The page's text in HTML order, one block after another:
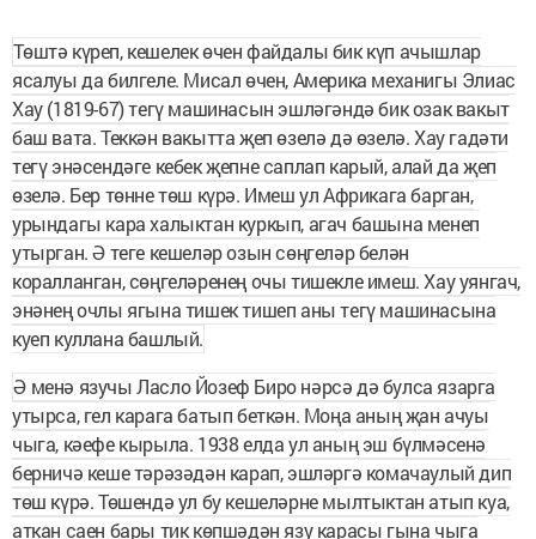
Төштә күреп, кешелек өчен файдалы бик күп ачышлар
ясалуы да билгеле. Мисал өчен, Америка механигы Элиас
Хау (1819-67) тегү машинасын эшләгәндә бик озак вакыт
баш вата. Теккән вакытта җеп өзелә дә өзелә. Хау гадәти
тегү энәсендәге кебек җепне саплап карый, алай да җеп
өзелә. Бер төнне төш күрә. Имеш ул Африкага барган,
урындагы кара халыктан куркып, агач башына менеп
утырган. Ә теге кешеләр озын сөңгеләр белән
коралланган, сөңгеләренең очы тишекле имеш. Хау уянгач,
энәнең очлы ягына тишек тишеп аны тегү машинасына
куеп куллана башлый.
Ә менә язучы Ласло Йозеф Биро нәрсә дә булса язарга
утырса, гел карага батып беткән. Моңа аның җан ачуы
чыга, кәефе кырыла. 1938 елда ул аның эш бүлмәсенә
берничә кеше тәрәзәдән карап, эшләргә комачаулый дип
төш күрә. Төшендә ул бу кешеләрне мылтыктан атып куа,
аткан саен бары тик көпшәдән язу карасы гына чыга